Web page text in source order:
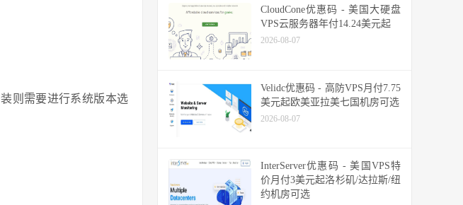
则需要进行系统版本选
CloudCone优惠码 - 美国大硬盘
VPS云服务器年付14.24美元起
2026-08-07
Velidc优惠码 - 高防VPS月付7.75
美元起欧美亚拉美七国机房可选
2026-08-07
InterServer优惠码 - 美国VPS特
价月付3美元起洛杉矶/达拉斯/纽
约机房可选